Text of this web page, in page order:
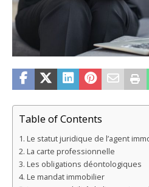
Table of Contents
Le statut juridique de l’agent
La carte professionnelle
Les obligations déontologiques
Le mandat immobilier